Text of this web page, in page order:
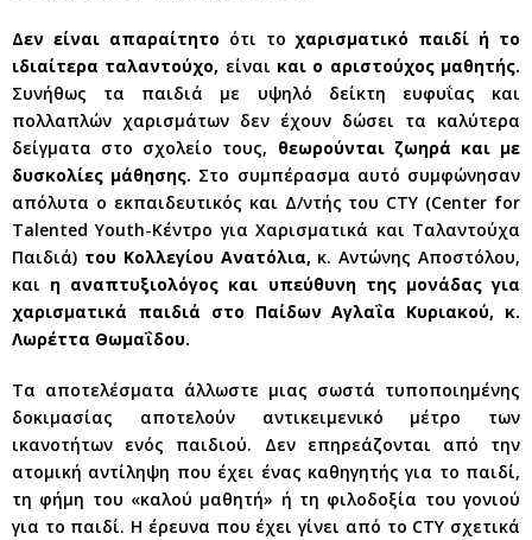
Δεν είναι απαραίτητο ότι το χαρισματικό παιδί ή το
ιδιαίτερα ταλαντούχο, είναι και ο αριστούχος μαθητής.
Συνήθως τα παιδιά με υψηλό δείκτη ευφυΐας και
πολλαπλών χαρισμάτων δεν έχουν δώσει τα καλύτερα
δείγματα στο σχολείο τους, θεωρούνται ζωηρά και με
δυσκολίες μάθησης. Στο συμπέρασμα αυτό συμφώνησαν
απόλυτα ο εκπαιδευτικός και Δ/ντής του CTY (Center for
Talented Youth-Κέντρο για Χαρισματικά και Ταλαντούχα
Παιδιά) του Κολλεγίου Ανατόλια, κ. Αντώνης Αποστόλου,
και η αναπτυξιολόγος και υπεύθυνη της μονάδας για
χαρισματικά παιδιά στο Παίδων Αγλαΐα Κυριακού, κ.
Λωρέττα Θωμαΐδου.
Τα αποτελέσματα άλλωστε μιας σωστά τυποποιημένης
δοκιμασίας αποτελούν αντικειμενικό μέτρο των
ικανοτήτων ενός παιδιού. Δεν επηρεάζονται από την
ατομική αντίληψη που έχει ένας καθηγητής για το παιδί,
τη φήμη του «καλού μαθητή» ή τη φιλοδοξία του γονιού
για το παιδί. Η έρευνα που έχει γίνει από το CTY σχετικά